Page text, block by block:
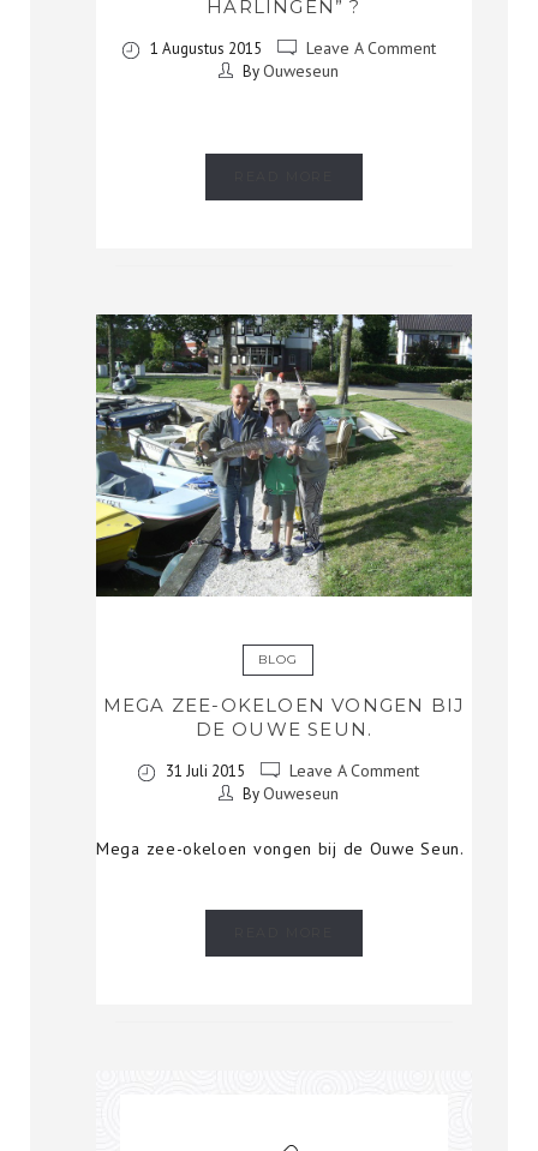
HARLINGEN” ?
1 Augustus 2015 Leave A Comment
ByOuweseun
BLOG
MEGA ZEE-OKELOEN VONGEN BIJ
DE OUWE SEUN.
31 Juli 2015 Leave A Comment
ByOuweseun
Mega zee-okeloen vongen bij de Ouwe Seun.